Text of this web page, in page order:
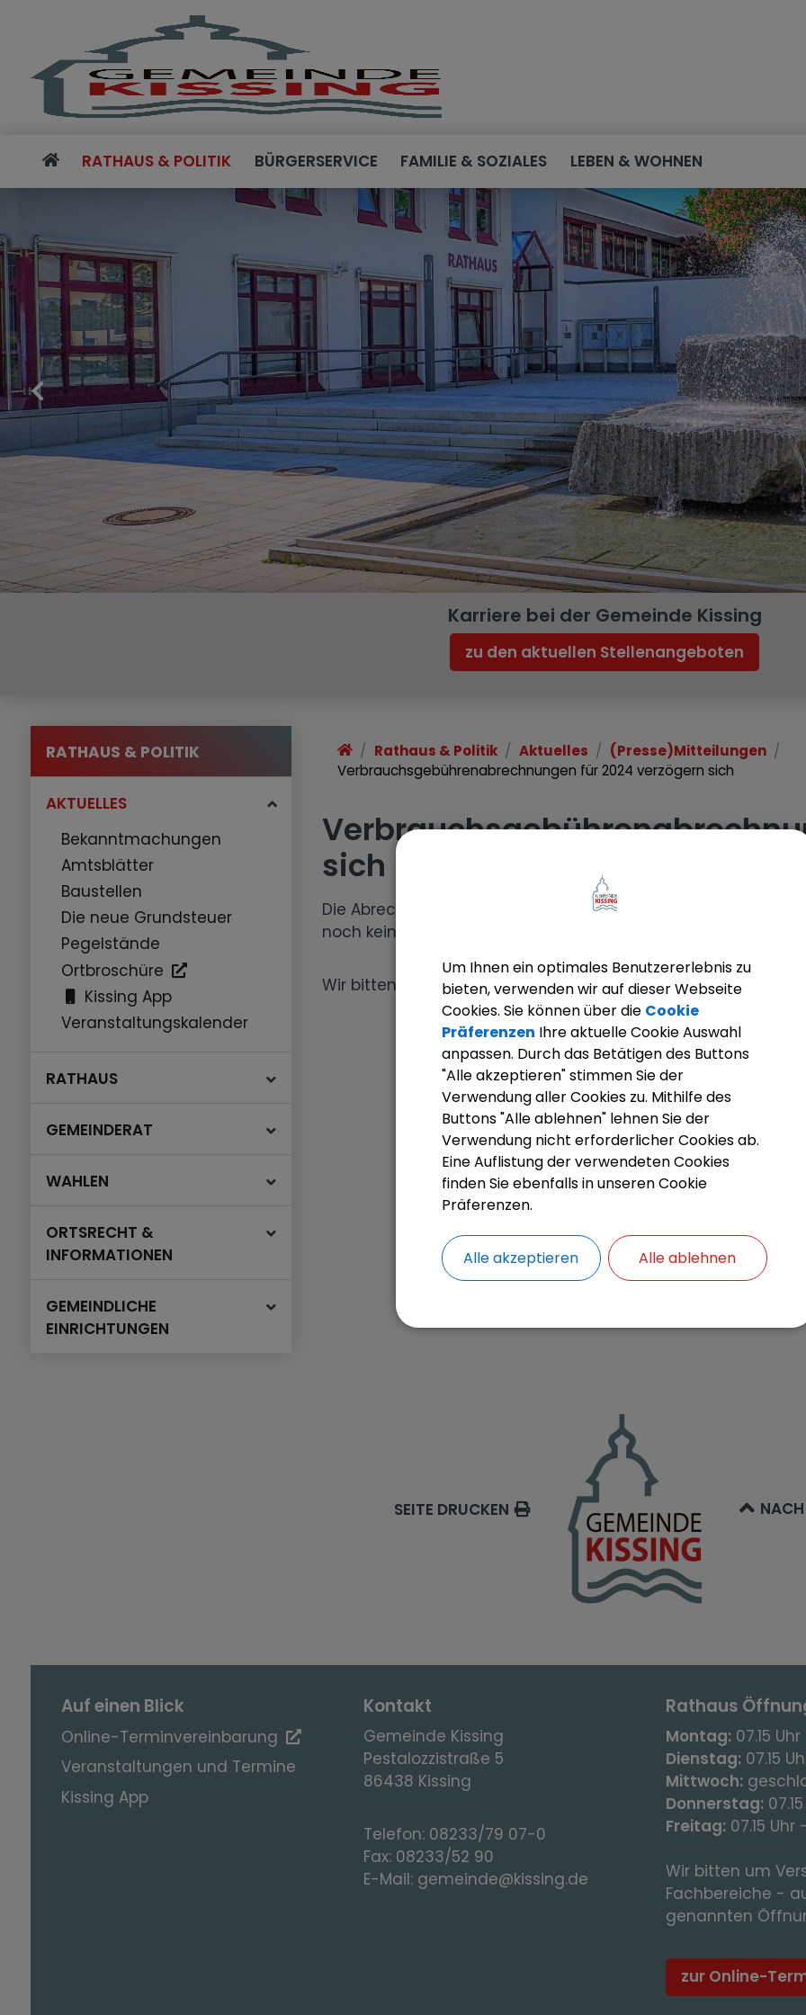
RATHAUS & POLITIK BÜRGERSERVICE FAMILIE & SOZIALES LEBEN & WOHNEN
Karriere bei der Gemeinde Kissing
zu den aktuellen Stellenangeboten
RATHAUS & POLITIK
AKTUELLES
Bekanntmachungen
Amtsblätter
Baustellen
Die neue Grundsteuer
Pegelstände
Ortbroschüre
Kissing App
Veranstaltungskalender
RATHAUS
GEMEINDERAT
WAHLEN
ORTSRECHT &
INFORMATIONEN
GEMEINDLICHE
EINRICHTUNGEN
Rathaus & Politik Aktuelles
(Presse)Mitteilungen
Verbrauchsgebührenabrechnungen für 2024 verzögern sich
sich
Die Abrechnungen der Verbrauchsgebühren für das Jahr
noch keine Fälligkeiten an.
Wir bitten um Ihr Verständnis.
SEITE DRUCKEN
Auf einen Blick
Online-Terminvereinbarung
Veranstaltungen und Termine
Kissing App
Kontakt
Gemeinde Kissing
Pestalozzistraße 5
86438 Kissing
Telefon: 08233/79 07-0
Fax: 08233/52 90
E-Mail: gemeinde@kissing.de
Rathaus
Montag: 07.15
Dienstag: 07.15
Mittwoch:
Donnerstag:
Freitag: 07.15 Uhr
Wir bitten um
Fachbereiche -
genannten
zur Online-
Um Ihnen ein optimales Benutzererlebnis zu
bieten, verwenden wir auf dieser Webseite
Cookies. Sie können über die Cookie
Präferenzen Ihre aktuelle Cookie Auswahl
anpassen. Durch das Betätigen des Buttons
"Alle akzeptieren" stimmen Sie der
Verwendung aller Cookies zu. Mithilfe des
Buttons "Alle ablehnen" lehnen Sie der
Verwendung nicht erforderlicher Cookies ab.
Eine Auflistung der verwendeten Cookies
finden Sie ebenfalls in unseren Cookie
Präferenzen.
Alle akzeptieren Alle ablehnen